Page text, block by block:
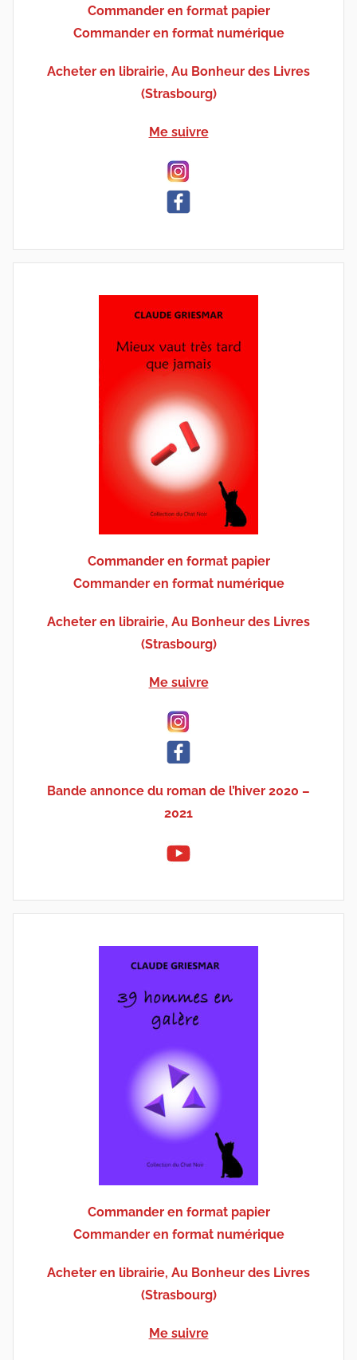
Commander en format papier
Commander en format numérique
Acheter en librairie, Au Bonheur des Livres
(Strasbourg)
Me suivre
Commander en format papier
Commander en format numérique
Acheter en librairie, Au Bonheur des Livres
(Strasbourg)
Me suivre
Bande annonce du roman de l’hiver 2020 –
2021
Commander en format papier
Commander en format numérique
Acheter en librairie, Au Bonheur des Livres
(Strasbourg)
Me suivre